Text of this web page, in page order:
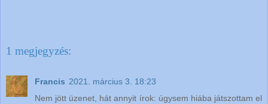
1 megjegyzés:
Francis 2021. március 3. 18:23
Nem jött üzenet, hát annyit írok: úgysem hiába játszottam el